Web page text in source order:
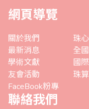
網頁導覽
關於我們
最新消息
學術文獻
友會活動
FaceBook粉專
珠
全
國
珠
聯絡我們